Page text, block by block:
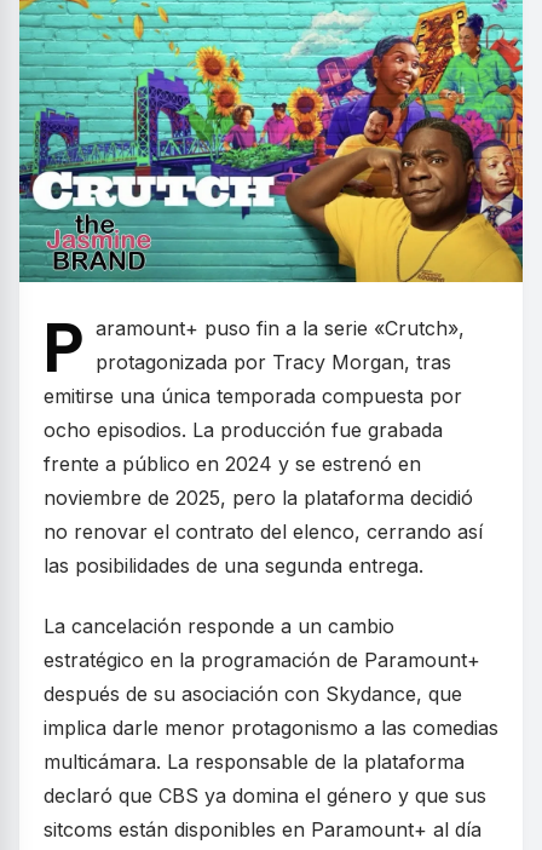
P aramount+ puso fin a la serie «Crutch»,
protagonizada por Tracy Morgan, tras
emitirse una única temporada compuesta por
ocho episodios. La producción fue grabada
frente a público en 2024 y se estrenó en
noviembre de 2025, pero la plataforma decidió
no renovar el contrato del elenco, cerrando así
las posibilidades de una segunda entrega.
La cancelación responde a un cambio
estratégico en la programación de Paramount+
después de su asociación con Skydance, que
implica darle menor protagonismo a las comedias
multicámara. La responsable de la plataforma
declaró que CBS ya domina el género y que sus
sitcoms están disponibles en Paramount+ al día